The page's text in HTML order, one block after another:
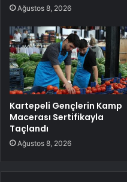
Ağustos 8, 2026
Kartepeli Gençlerin Kamp
Macerası Sertifikayla
Taçlandı
Ağustos 8, 2026